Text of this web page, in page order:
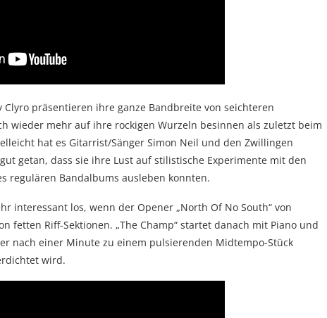
präsentieren ihre ganze Bandbreite von seichteren
wieder mehr auf ihre rockigen Wurzeln besinnen als zuletzt beim
hat es Gitarrist/Sänger Simon Neil und den Zwillingen
getan, dass sie ihre Lust auf stilistische Experimente mit den
regulären Bandalbums ausleben konnten.
interessant los, wenn der Opener „North Of No South“ von
fetten Riff-Sektionen. „The Champ“ startet danach mit Piano und
nach einer Minute zu einem pulsierenden Midtempo-Stück
wird.